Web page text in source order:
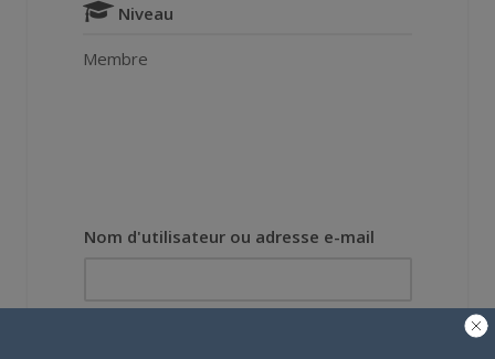
Niveau
Membre
Nom d'utilisateur ou adresse e-mail